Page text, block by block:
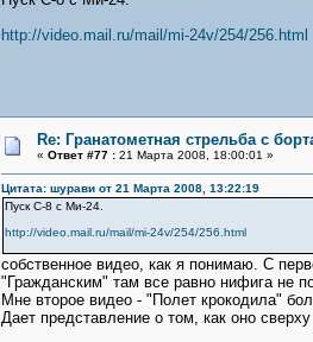
http://video.mail.ru/mail/mi-24v/254/256.html
Re: Гранатометная стрельба с
« Ответ #77 :21 Марта 2008, 18:00:01 »
Цитата: шурави от 21 Марта 2008, 13:22:19
Пуск С-8 с Ми-24.
http://video.mail.ru/mail/mi-24v/254/256.html
собственное видео, как я понимаю. С
"Гражданским" там все равно нифига не
Мне второе видео - "Полет крокодила"
Дает представление о том, как оно